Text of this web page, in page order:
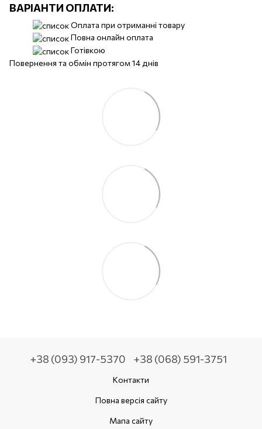
ВАРІАНТИ ОПЛАТИ:
Оплата при отриманні товару
Повна онлайн оплата
Готівкою
Повернення та обмін протягом 14 днів
+38 (093) 917-5370 +38 (068) 591-3751
Контакти
Повна версія сайту
Мапа сайту